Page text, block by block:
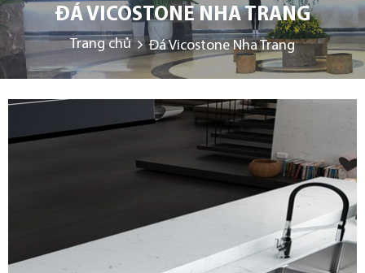
ĐÁ VICOSTONE NHA TRANG
Trang chủ Đá Vicostone Nha Trang